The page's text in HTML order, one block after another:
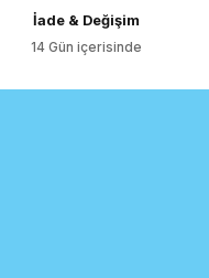
İade & Değişim
14 Gün içerisinde